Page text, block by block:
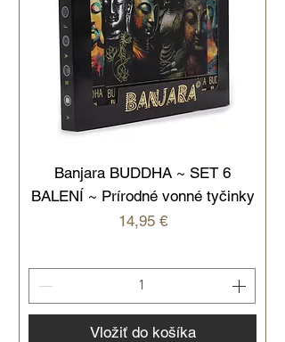
Banjara BUDDHA ~ SET 6
BALENÍ ~ Prírodné vonné tyčinky
Cena
14,95 €
Vložiť do košíka